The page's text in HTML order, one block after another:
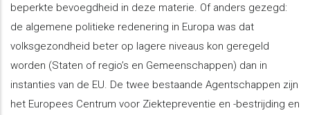
beperkte bevoegdheid in deze materie. Of anders gezegd:
de algemene politieke redenering in Europa was dat
volksgezondheid beter op lagere niveaus kon geregeld
worden (Staten of regio’s en Gemeenschappen) dan in
instanties van de EU. De twee bestaande Agentschappen zijn
het Europees Centrum voor Ziektepreventie en -bestrijding en